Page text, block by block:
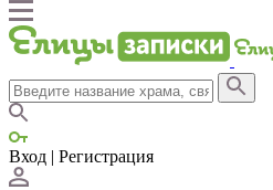
Вход | Регистрация